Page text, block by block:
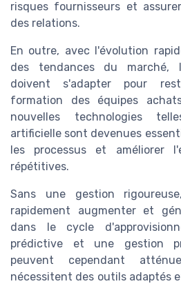
risques fournisseurs et
des relations.
En outre, avec l'évolution
des tendances du marché,
doivent s'adapter pour
formation des équipes
nouvelles technologies
artificielle sont devenues
les processus et améliorer
répétitives.
Sans une gestion
rapidement augmenter et
dans le cycle
prédictive et une gestion
peuvent cependant
nécessitent des outils adaptés